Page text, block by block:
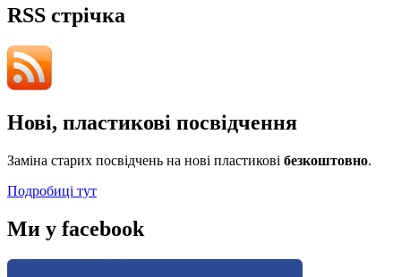
RSS стрічка
Нові, пластикові посвідчення
Заміна старих посвідчень на нові пластикові безкоштовно.
Подробиці тут
Ми у facebook